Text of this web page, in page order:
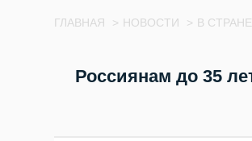
ГЛАВНАЯ > НОВОСТИ > В СТРАНЕ
Россиянам до 35